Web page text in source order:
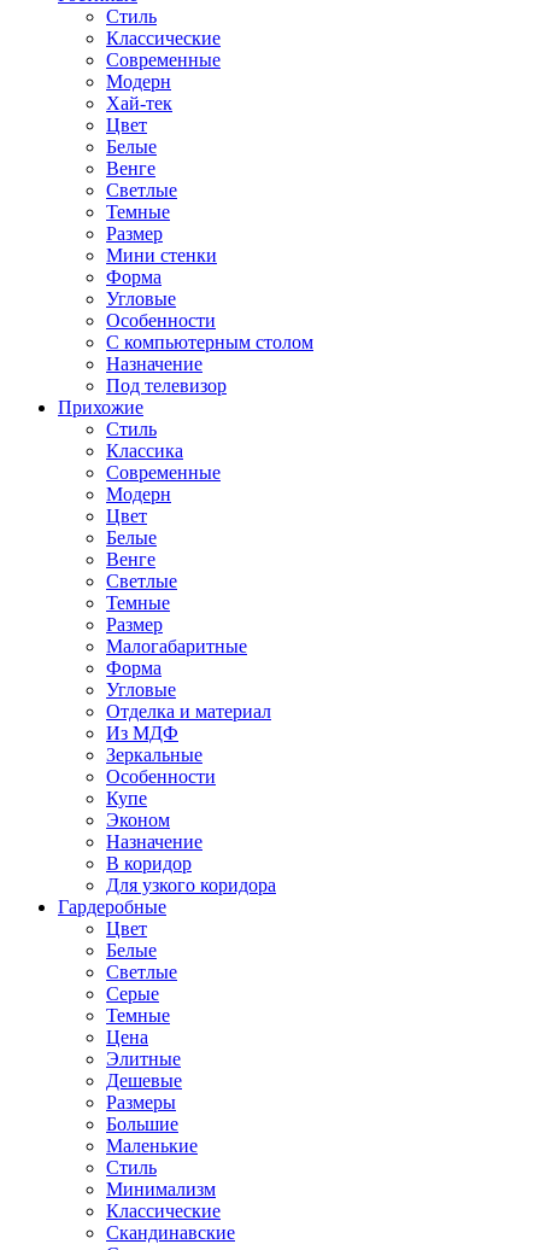
Стиль
Классические
Современные
Модерн
Хай-тек
Цвет
Белые
Венге
Светлые
Темные
Размер
Мини стенки
Форма
Угловые
Особенности
С компьютерным столом
Назначение
Под телевизор
Прихожие
Стиль
Классика
Современные
Модерн
Цвет
Белые
Венге
Светлые
Темные
Размер
Малогабаритные
Форма
Угловые
Отделка и материал
Из МДФ
Зеркальные
Особенности
Купе
Эконом
Назначение
В коридор
Для узкого коридора
Гардеробные
Цвет
Белые
Светлые
Серые
Темные
Цена
Элитные
Дешевые
Размеры
Большие
Маленькие
Стиль
Минимализм
Классические
Скандинавские